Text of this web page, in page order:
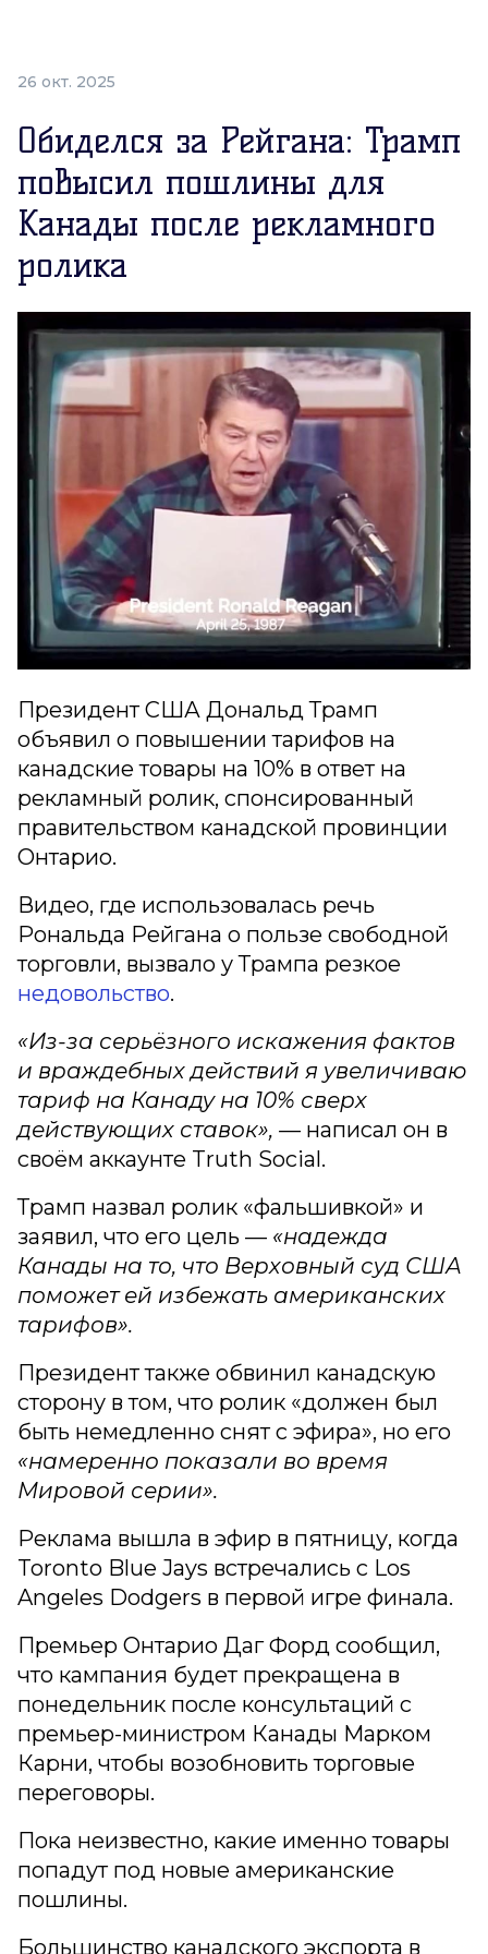
26 окт. 2025
Обиделся за Рейгана: Трамп
повысил пошлины для
Канады после рекламного
ролика
Президент США Дональд Трамп
объявил о повышении тарифов на
канадские товары на 10% в ответ на
рекламный ролик, спонсированный
правительством канадской провинции
Онтарио.
Видео, где использовалась речь
Рональда Рейгана о пользе свободной
торговли, вызвало у Трампа резкое
недовольство.
«Из-за серьёзного искажения фактов
и враждебных действий я увеличиваю
тариф на Канаду на 10% сверх
действующих ставок», — написал он в
своём аккаунте Truth Social.
Трамп назвал ролик «фальшивкой» и
заявил, что его цель — «надежда
Канады на то, что Верховный суд США
поможет ей избежать американских
тарифов».
Президент также обвинил канадскую
сторону в том, что ролик «должен был
быть немедленно снят с эфира», но его
«намеренно показали во время
Мировой серии».
Реклама вышла в эфир в пятницу, когда
Toronto Blue Jays встречались с Los
Angeles Dodgers в первой игре финала.
Премьер Онтарио Даг Форд сообщил,
что кампания будет прекращена в
понедельник после консультаций с
премьер-министром Канады Марком
Карни, чтобы возобновить торговые
переговоры.
Пока неизвестно, какие именно товары
попадут под новые американские
пошлины.
Большинство канадского экспорта в